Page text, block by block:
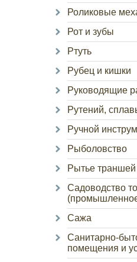
Роликовые
Рот и зубы
Ртуть
Рубец и кишки
Руководящие
Рутений,
Ручной
Рыболовство
Рытье траншей
Садоводство
Сажа
Санитарно-
помещения и